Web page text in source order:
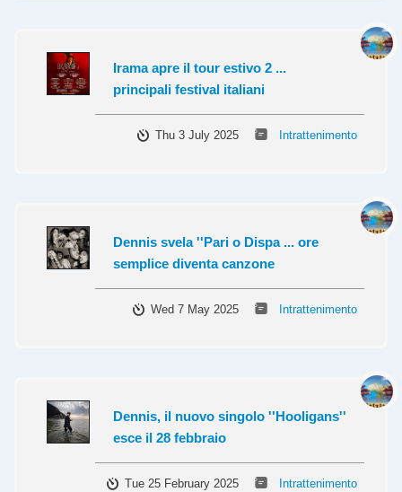
Irama apre il tour estivo 2 ...
principali festival italiani
Thu 3 July 2025 Intrattenimento
Dennis svela ''Pari o Dispa ... ore
semplice diventa canzone
Wed 7 May 2025 Intrattenimento
Dennis, il nuovo singolo ''Hooligans''
esce il 28 febbraio
Tue 25 February 2025 Intrattenimento